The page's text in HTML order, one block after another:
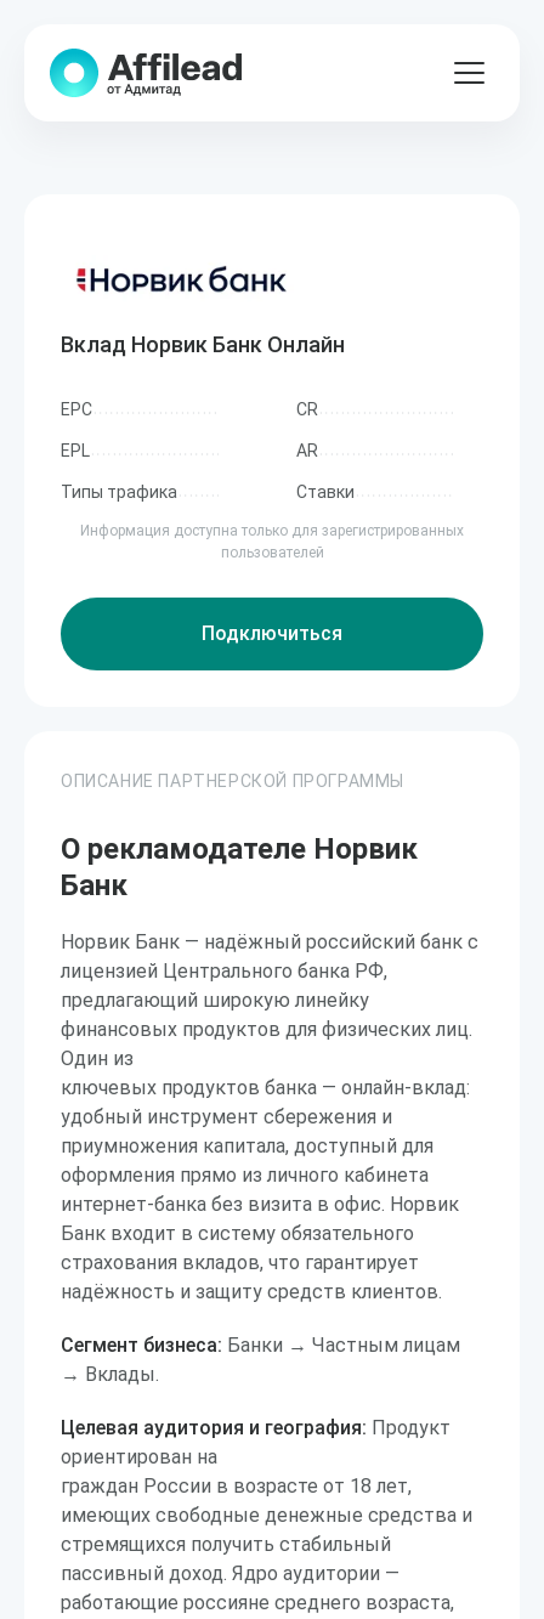
Вклад Норвик Банк Онлайн
EPC CR
EPL AR
Типы трафика Ставки
Информация доступна только для зарегистрированных
пользователей
Подключиться
ОПИСАНИЕ ПАРТНЕРСКОЙ ПРОГРАММЫ
О рекламодателе Норвик
Банк
Норвик Банк — надёжный российский банк с
лицензией Центрального банка РФ,
предлагающий широкую линейку
финансовых продуктов для физических лиц.
Один из
ключевых продуктов банка — онлайн-вклад:
удобный инструмент сбережения и
приумножения капитала, доступный для
оформления прямо из личного кабинета
интернет-банка без визита в офис. Норвик
Банк входит в систему обязательного
страхования вкладов, что гарантирует
надёжность и защиту средств клиентов.
Сегмент бизнеса: Банки → Частным лицам
→ Вклады.
Целевая аудитория и география: Продукт
ориентирован на
граждан России в возрасте от 18 лет,
имеющих свободные денежные средства и
стремящихся получить стабильный
пассивный доход. Ядро аудитории —
работающие россияне среднего возраста,